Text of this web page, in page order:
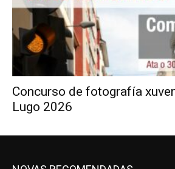
Concurso de fotografía
Lugo 2026